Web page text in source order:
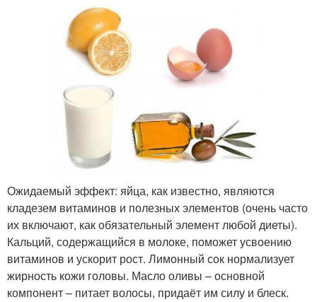
Ожидаемый эффект: яйца, как известно, являются
кладезем витаминов и полезных элементов (очень часто
их включают, как обязательный элемент любой диеты).
Кальций, содержащийся в молоке, поможет усвоению
витаминов и ускорит рост. Лимонный сок нормализует
жирность кожи головы. Масло оливы – основной
компонент – питает волосы, придаёт им силу и блеск.